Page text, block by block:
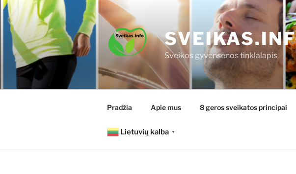
Eiti
prie
turinio
Sveikos gyvensenos tinklalapis
Pradžia Apie mus 8 geros sveikatos principai
Lietuvių kalba ▼